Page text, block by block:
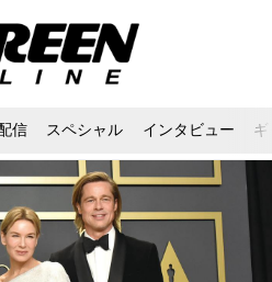
信 スペシャル インタビュー